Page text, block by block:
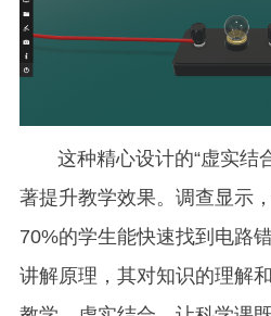
这种精心设计的“虚实结
著提升教学效果。调查显示
70%的学生能快速找到电路
讲解原理，其对知识的理解